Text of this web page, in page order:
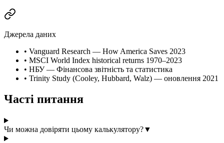
Джерела даних
• Vanguard Research — How America Saves 2023
• MSCI World Index historical returns 1970–2023
• НБУ — Фінансова звітність та статистика
• Trinity Study (Cooley, Hubbard, Walz) — оновлення 2021
Часті питання
Чи можна довіряти цьому калькулятору?▼